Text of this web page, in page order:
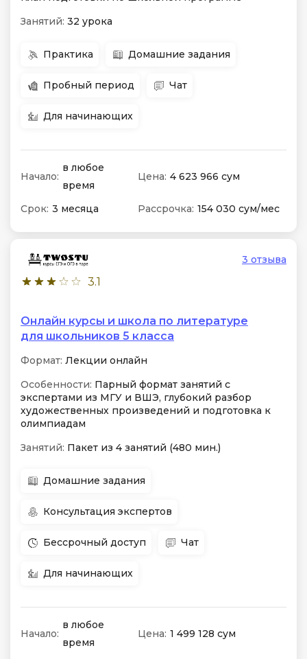
Занятий: 32 урока
Практика Домашние задания
Пробный период Чат
Для начинающих
Начало:
в любое
время
Цена: 4 623 966 сум
Срок: 3 месяца Рассрочка: 154 030 сум/мес
3.1
3 отзыва
Онлайн курсы и школа по литературе
для школьников 5 класса
Формат: Лекции онлайн
Особенности: Парный формат занятий с
экспертами из МГУ и ВШЭ, глубокий разбор
художественных произведений и подготовка к
олимпиадам
Занятий: Пакет из 4 занятий (480 мин.)
Домашние задания
Консультация экспертов
Бессрочный доступ Чат
Для начинающих
Начало:
в любое
время
Цена: 1 499 128 сум